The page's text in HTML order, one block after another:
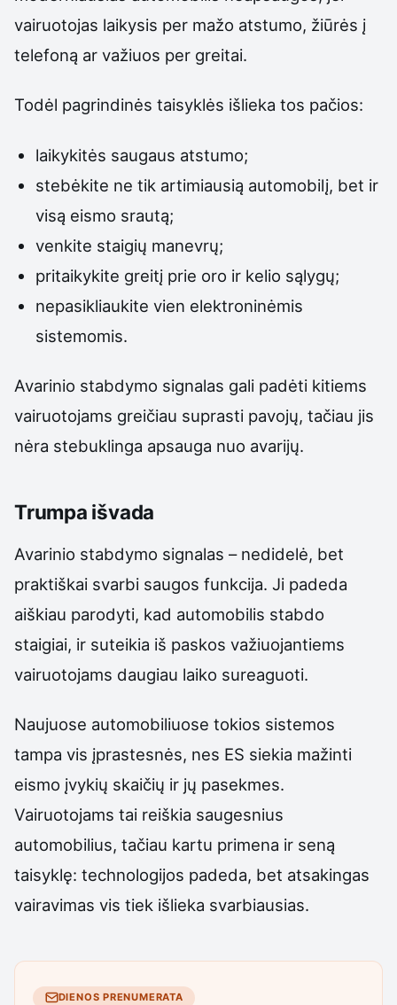
vairuotojas laikysis per mažo atstumo, žiūrės į
telefoną ar važiuos per greitai.
Todėl pagrindinės taisyklės išlieka tos pačios:
laikykitės saugaus atstumo;
stebėkite ne tik artimiausią automobilį, bet ir
visą eismo srautą;
venkite staigių manevrų;
pritaikykite greitį prie oro ir kelio sąlygų;
nepasikliaukite vien elektroninėmis
sistemomis.
Avarinio stabdymo signalas gali padėti kitiems
vairuotojams greičiau suprasti pavojų, tačiau jis
nėra stebuklinga apsauga nuo avarijų.
Trumpa išvada
Avarinio stabdymo signalas – nedidelė, bet
praktiškai svarbi saugos funkcija. Ji padeda
aiškiau parodyti, kad automobilis stabdo
staigiai, ir suteikia iš paskos važiuojantiems
vairuotojams daugiau laiko sureaguoti.
Naujuose automobiliuose tokios sistemos
tampa vis įprastesnės, nes ES siekia mažinti
eismo įvykių skaičių ir jų pasekmes.
Vairuotojams tai reiškia saugesnius
automobilius, tačiau kartu primena ir seną
taisyklę: technologijos padeda, bet atsakingas
vairavimas vis tiek išlieka svarbiausias.
DIENOS PRENUMERATA